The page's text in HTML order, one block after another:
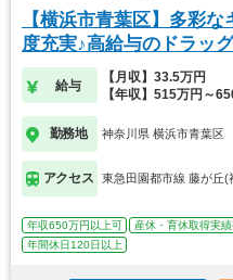
【横浜市青葉区】多彩
度充実♪高給与のドラッ
給与
【月収】33.5万円
【年収】515万円～
勤務地 神奈川県 横浜市青葉区
アクセス 東急田園都市線 藤が丘(
年収650万円以上可 産休・育休取得実績
年間休日120日以上